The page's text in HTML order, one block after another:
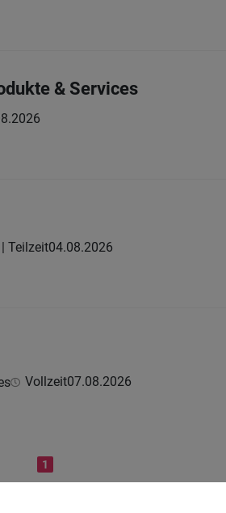
& Services
Teilzeit04.08.2026
Vollzeit07.08.2026
1